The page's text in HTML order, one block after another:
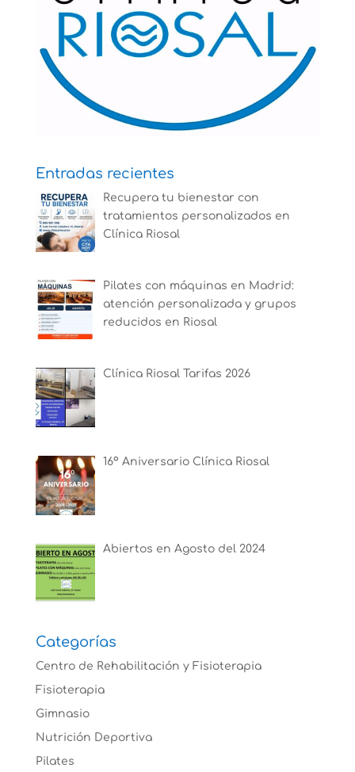
Entradas recientes
Recupera tu bienestar con
tratamientos personalizados en
Clínica Riosal
Pilates con máquinas en Madrid:
atención personalizada y grupos
reducidos en Riosal
Clínica Riosal Tarifas 2026
16º Aniversario Clínica Riosal
Abiertos en Agosto del 2024
Categorías
Centro de Rehabilitación y Fisioterapia
Fisioterapia
Gimnasio
Nutrición Deportiva
Pilates